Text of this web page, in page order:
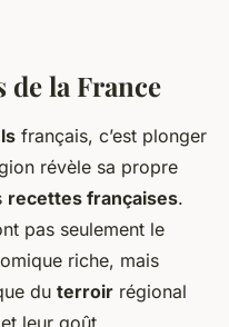
de la France
français, c’est plonger
révèle sa propre
recettes françaises.
pas seulement le
riche, mais
du terroir régional